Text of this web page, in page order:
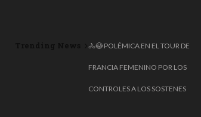
🚴😳 POLÉMICA EN EL TOUR DE
FRANCIA FEMENINO POR LOS
CONTROLES A LOS SOSTENES